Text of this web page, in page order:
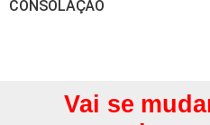
CONSOLAÇÃO
Vai se